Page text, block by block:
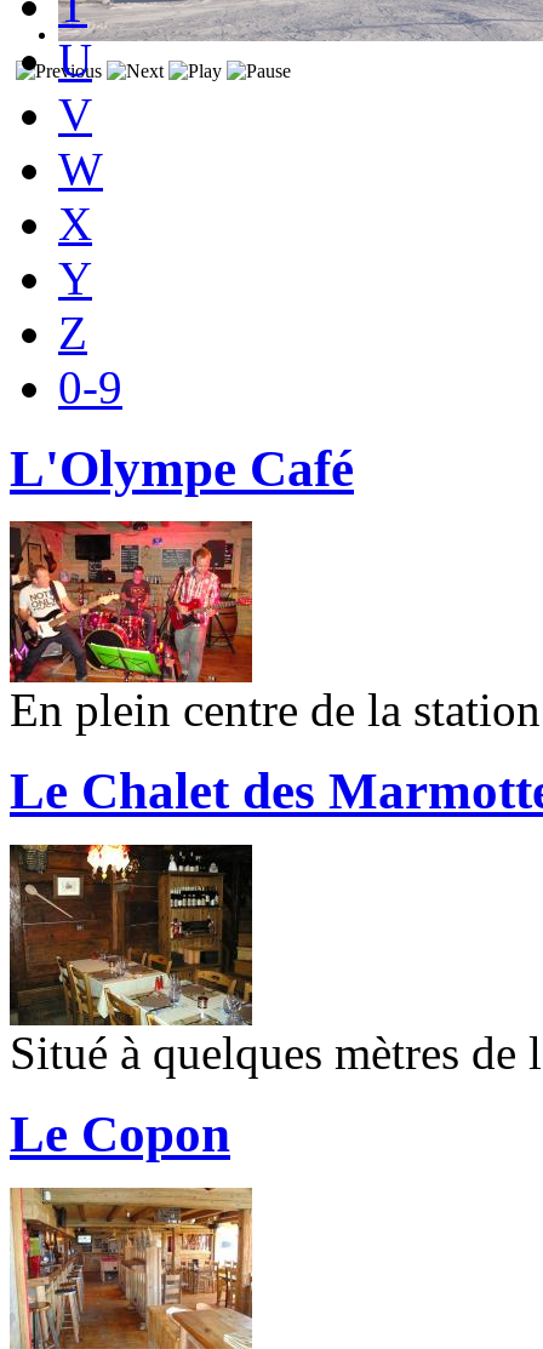
U
V
W
X
Y
Z
0-9
L'Olympe Café
En plein centre de la
Le Chalet des
Situé à quelques mètres de
Le Copon